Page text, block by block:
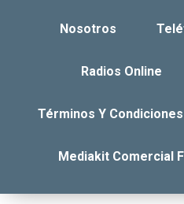
Nosotros
Radios Online
Términos Y Condiciones
Mediakit Comercial